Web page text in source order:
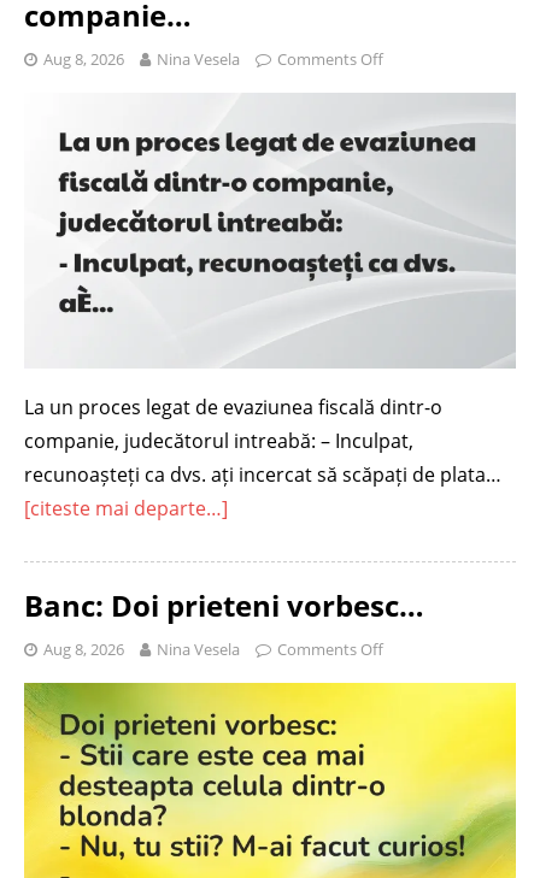
companie…
Aug 8, 2026 Nina Vesela Comments Off
La un proces legat de evaziunea fiscală dintr-o
companie, judecătorul intreabă: – Inculpat,
recunoașteți ca dvs. ați incercat să scăpați de plata…
[citeste mai departe…]
Banc: Doi prieteni vorbesc…
Aug 8, 2026 Nina Vesela Comments Off